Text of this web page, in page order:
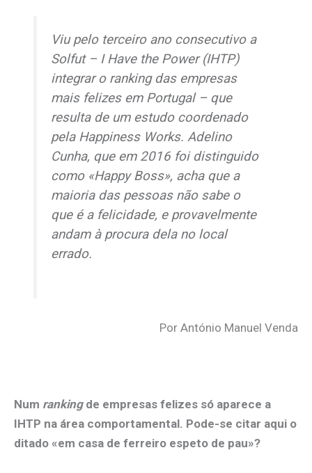
Viu pelo terceiro ano consecutivo a
Solfut – I Have the Power (IHTP)
integrar o rankingdas empresas
mais felizes em Portugal – que
resulta de um estudo coordenado
pela Happiness Works. Adelino
Cunha, que em 2016 foi distinguido
como «Happy Boss», acha que a
maioria das pessoas não sabe o
que é a felicidade, e provavelmente
andam à procura dela no local
errado.​
Por António Manuel Venda
Num rankingde empresas felizes só aparece a
IHTP na área comportamental. Pode-se citar aqui o
ditado «em casa de ferreiro espeto de pau»?